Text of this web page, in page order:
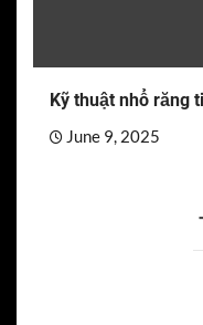
Kỹ thuật nhổ răng
June 9, 2025